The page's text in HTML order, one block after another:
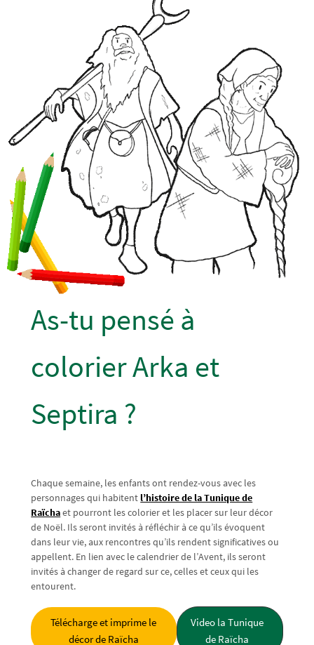
As-tu pensé à
colorier Arka et
Septira ?
Chaque semaine, les enfants ont rendez-vous avec les
personnages qui habitentl’histoire de la Tunique de
Raïchaet pourront les colorier et les placer sur leur décor
de Noël. Ils seront invités à réfléchir à ce qu’ils évoquent
dans leur vie, aux rencontres qu’ils rendent significatives ou
appellent. En lien avec le calendrier de l’Avent, ils seront
invités à changer de regard sur ce, celles et ceux qui les
entourent.
Télécharge et imprime le
décor de Raïcha
Video la Tunique
de Raïcha